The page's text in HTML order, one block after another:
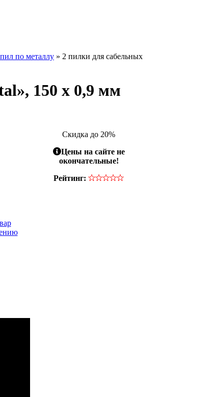
по металлу » 2 пилки для сабельных
150 x 0,9 мм
Скидка до 20%
Цены на сайте не
окончательные!
Рейтинг: